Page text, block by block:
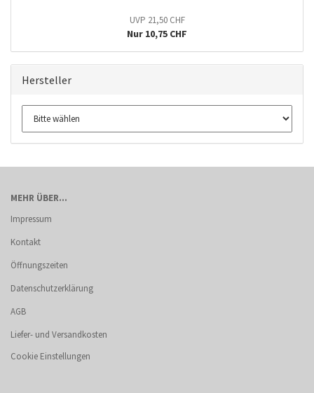
UVP 21,50 CHF
Nur 10,75 CHF
Hersteller
MEHR ÜBER...
Impressum
Kontakt
Öffnungszeiten
Datenschutzerklärung
AGB
Liefer- und Versandkosten
Cookie Einstellungen